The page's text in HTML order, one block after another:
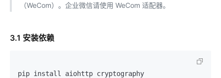
（WeCom）。企业微信请使用 WeCom 适配器。
3.1 安装依赖
pip install aiohttp cryptography